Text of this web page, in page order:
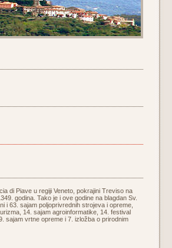
di Piave u regiji Veneto, pokrajini Treviso na
godina. Tako je i ove godine na blagdan Sv.
i 63. sajam poljoprivrednih strojeva i opreme,
14. sajam agroinformatike, 14. festival
sajam vrtne opreme i 7. izložba o prirodnim